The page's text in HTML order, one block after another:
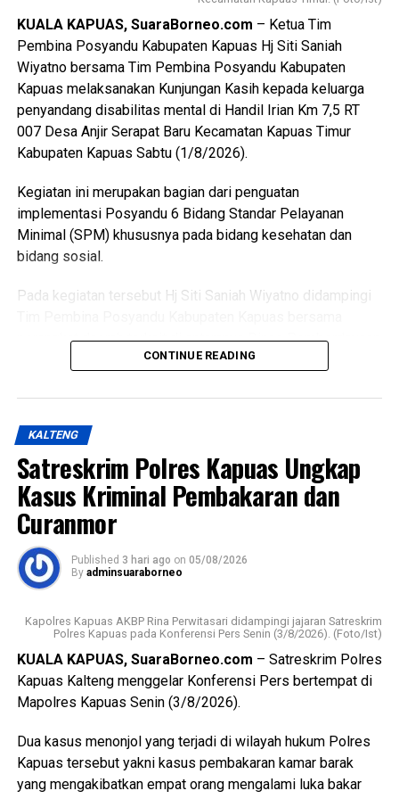
$Paskibraka merupakan wadah pembentukan karakter
generasi muda yang berlandaskan nilai-nilai Pancasila
cinta tanah air disiplin tanggung jawab kepemimpinan, dan
semangat gotong royong,” ujarnya.
Kepala Badan Kesbangpol Kabupaten Kapuas Yunabut
menyampaikan kegiatan tersebut merupakan tindak lanjut
Keputusan Kepala Badan Pembinaan Ideologi Pancasila
(BPIP) Nomor 50 Tahun 2024 tentang Tata Cara
Pengangkatan Pertama Kali Pelaksana Duta Pancasila
Paskibraka Indonesia Tingkat Provinsi dan
Kabupaten/Kota.
“Kegiatan ini juga mengacu pada Peraturan BPIP Nomor 3
calon Paskibraka terpilih wajib mengikuti pemusatan
pendidikan dan pelatihan sebelum melaksanakan tugas
pengibaran dan penurunan Duplikat Bendera Pusaka pada
Indonesia,” ujarnya. (Ujg/SB)
Views: 10
Bagikan ke
WhatsApp
KUALA KAPUAS, SuaraBorneo.com – Ketua Tim
Pembina Posyandu Kabupaten Kapuas Hj Siti Saniah
Wiyatno bersama Tim Pembina Posyandu Kabupaten
Kapuas melaksanakan Kunjungan Kasih kepada keluarga
penyandang disabilitas mental di Handil Irian Km 7,5 RT
007 Desa Anjir Serapat Baru Kecamatan Kapuas Timur
Kabupaten Kapuas Sabtu (1/8/2026).
Kegiatan ini merupakan bagian dari penguatan
implementasi Posyandu 6 Bidang Standar Pelayanan
Minimal (SPM) khususnya pada bidang kesehatan dan
bidang sosial.
Pada kegiatan tersebut Hj Siti Saniah Wiyatno didampingi
perangkat daerah terkait di antaranya Dinas Pemberdayaan
Masyarakat dan Desa (DPMD) Dinas Kesehatan Dinas
Pengendalian Penduduk dan Keluarga Berencana
(P3APPKB) Dinas Sosial Pemerintah Kecamatan Kapuas
Timur Pemdes serta kader Posyandu.
Menurutnya kunjungan kasih ini merupakan bentuk
perhatian pemerintah daerah kepada masyarakat yang
tergolong rentan sekaligus memperkuat pelaksanaan
transformasi Posyandu yang kini tidak hanya berfokus
pada pelayanan kesehatan ibu dan anak, tetapi juga
mencakup enam bidang Standar Pelayanan Minimal.
Ia mengatakan keberhasilan implementasi Posyandu 6
Bidang SPM memerlukan kolaborasi seluruh pihak mulai
dari pemerintah daerah pemerintah kecamatan pemerintah
desa tenaga kesehatan kader Posyandu hingga
“Oleh karena itu sinergi lintas sektor menjadi kunci agar
berbagai persoalan kesehatan dan sosial dapat dideteksi
CONTINUE READING
KALTENG
Satreskrim Polres Kapuas Ungkap
Kasus Kriminal Pembakaran dan
Curanmor
Published 3 hari ago on 05/08/2026
By adminsuaraborneo
Kapolres Kapuas AKBP Rina Perwitasari didampingi jajaran Satreskrim
Polres Kapuas pada Konferensi Pers Senin (3/8/2026). (Foto/Ist)
KUALA KAPUAS, SuaraBorneo.com – Satreskrim Polres
Kapuas Kalteng menggelar Konferensi Pers bertempat di
Mapolres Kapuas Senin (3/8/2026).
Dua kasus menonjol yang terjadi di wilayah hukum Polres
Kapuas tersebut yakni kasus pembakaran kamar barak
yang mengakibatkan empat orang mengalami luka bakar